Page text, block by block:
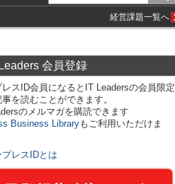
経営課題一覧へ
会員登録
スID会員になるとIT Leadersの会員限定
を読むことができます。
のメルマガを購読できます
Business Libraryもご利用いただけま
プレスIDとは